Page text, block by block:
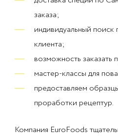
заказа;
индивидуальный
клиента;
возможность
мастер-классы для
предоставляем
проработки рецептур.
Компания EuroFoods